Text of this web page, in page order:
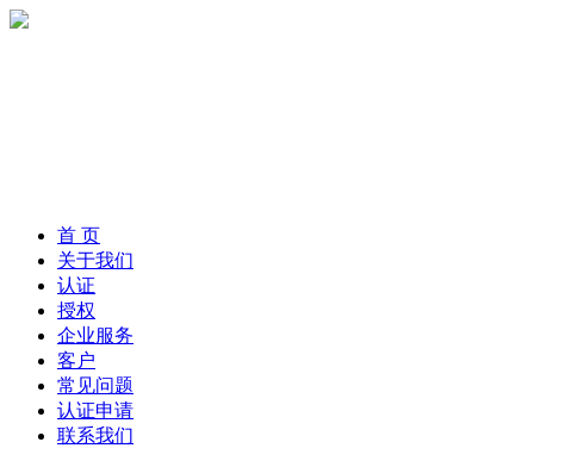
首 页
关于我们
认证
授权
企业服务
客户
常见问题
认证申请
联系我们